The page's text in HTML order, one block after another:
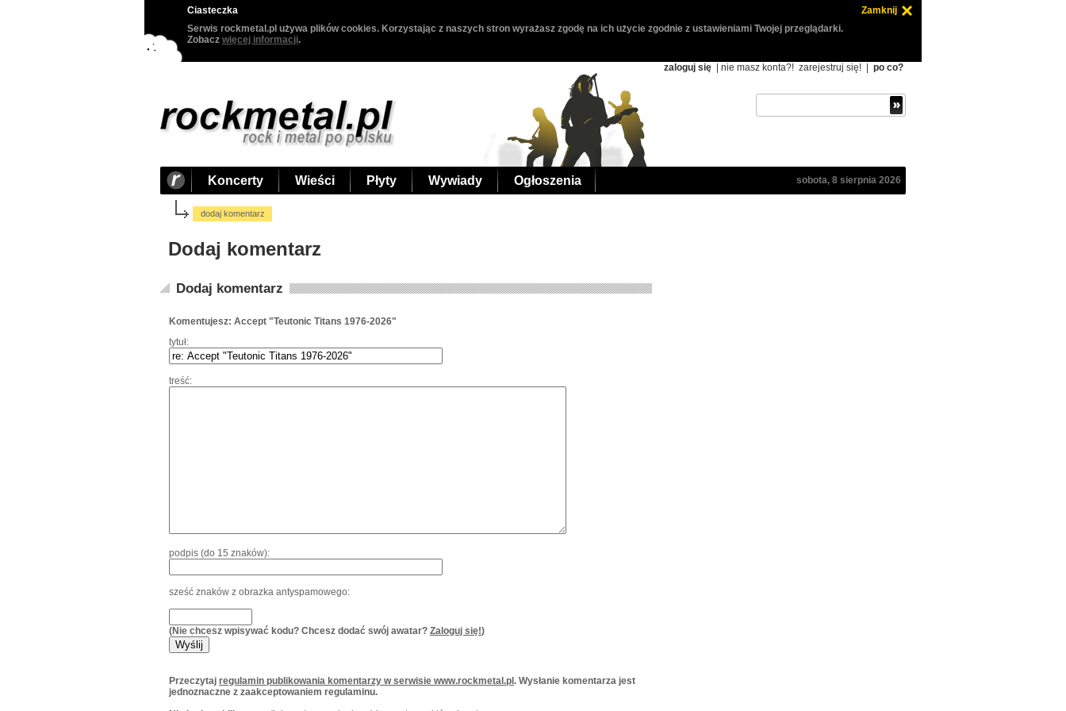
Ciasteczka
Zamknij
Serwis rockmetal.pl używa plików cookies. Korzystając z naszych stron wyrażasz zgodę na ich użycie zgodnie z ustawieniami Twojej przeglądarki.
Zobacz więcej informacji.
zaloguj się | nie masz konta?! zarejestruj się! po co?
Koncerty Wieści Płyty Wywiady Ogłoszenia sobota, 8 sierpnia 2026
dodaj komentarz
Dodaj komentarz
Dodaj komentarz
Komentujesz: Accept "Teutonic Titans 1976-2026"
tytuł:
treść:
podpis (do 15 znaków):
sześć znaków z obrazka antyspamowego:
(Nie chcesz wpisywać kodu? Chcesz dodać swój awatar? Zaloguj się!)
Przeczytaj regulamin publikowania komentarzy w serwisie www.rockmetal.pl . Wysłanie komentarza jest
jednoznaczne z zaakceptowaniem regulaminu.